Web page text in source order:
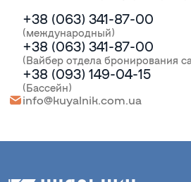
+38 (063) 341-87-00
(международный)
+38 (063) 341-87-00
(Вайбер отдела бронирования
+38 (093) 149-04-15
(Бассейн)
info@kuyalnik.com.ua